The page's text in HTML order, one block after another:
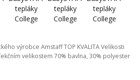
výrobce Amstaff TOP KVALITA Velikosti
velikostem 70% bavlna, 30% polyester